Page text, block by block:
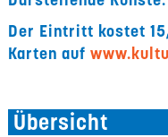
Der Eintritt kostet
Karten auf
Übersicht